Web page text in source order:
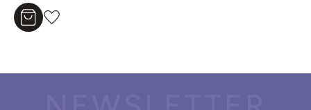
Aggiungi al carrello